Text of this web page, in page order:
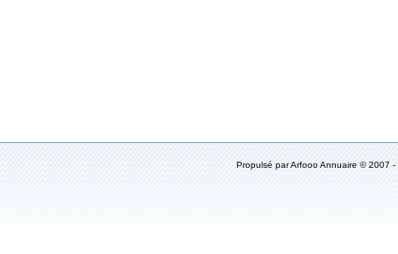
Propulsé par Arfooo Annuaire ©